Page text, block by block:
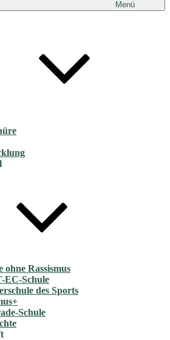
Menü
ohne Rassismus
EC-Schule
des Sports
Schule